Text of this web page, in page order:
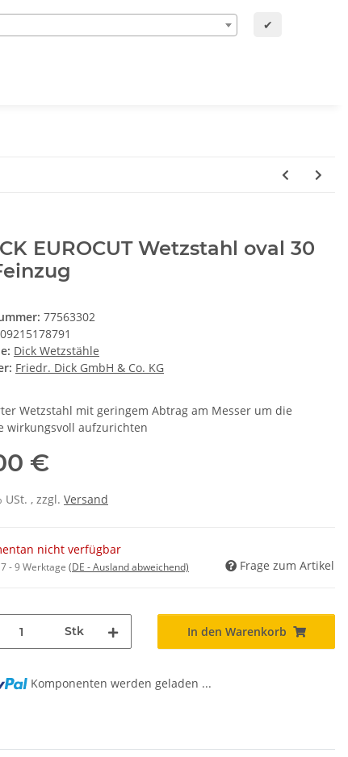
✔
EUROCUT Wetzstahl oval 30
77563302
Dick Wetzstähle
Friedr. Dick GmbH & Co. KG
Wetzstahl mit geringem Abtrag am Messer um die
wirkungsvoll aufzurichten
€
USt. , zzgl. Versand
nicht verfügbar
7 - 9 Werktage (DE - Ausland abweichend) Frage zum Artikel
Stk In den Warenkorb
Komponenten werden geladen ...